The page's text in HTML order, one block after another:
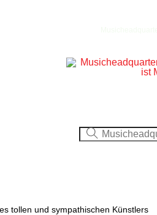
tollen und sympathischen Künstlers